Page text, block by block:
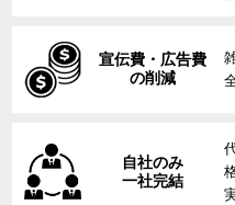
宣伝費・広告費
の削減
自社のみ
一社完結